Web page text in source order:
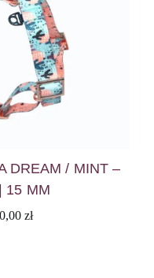
DREAM / MINT –
15 MM
zł